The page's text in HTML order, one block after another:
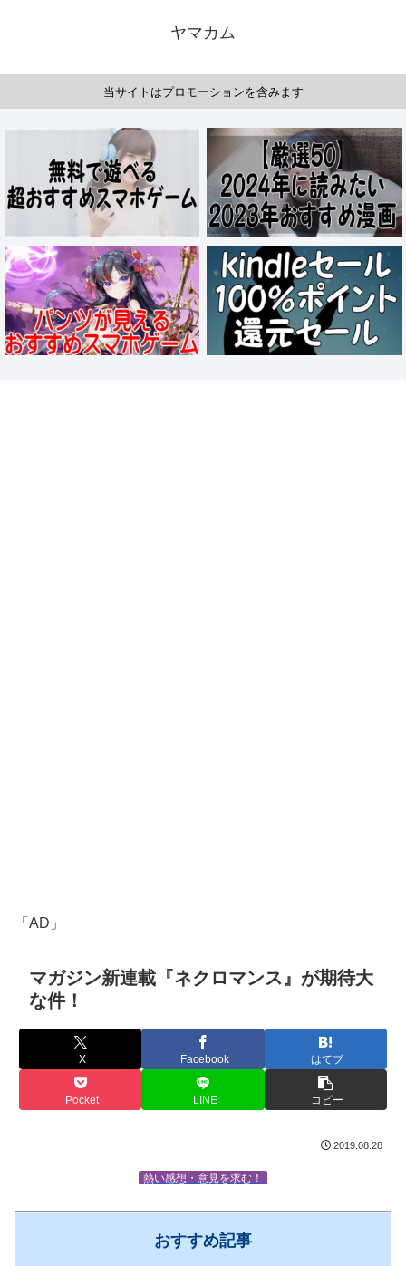
ヤマカム
当サイトはプロモーションを含みます
「AD」
マガジン新連載『ネクロマンス』が期待大
な件！
X Facebook はてブ
Pocket LINE コピー
2019.08.28
熱い感想・意見を求む！
おすすめ記事